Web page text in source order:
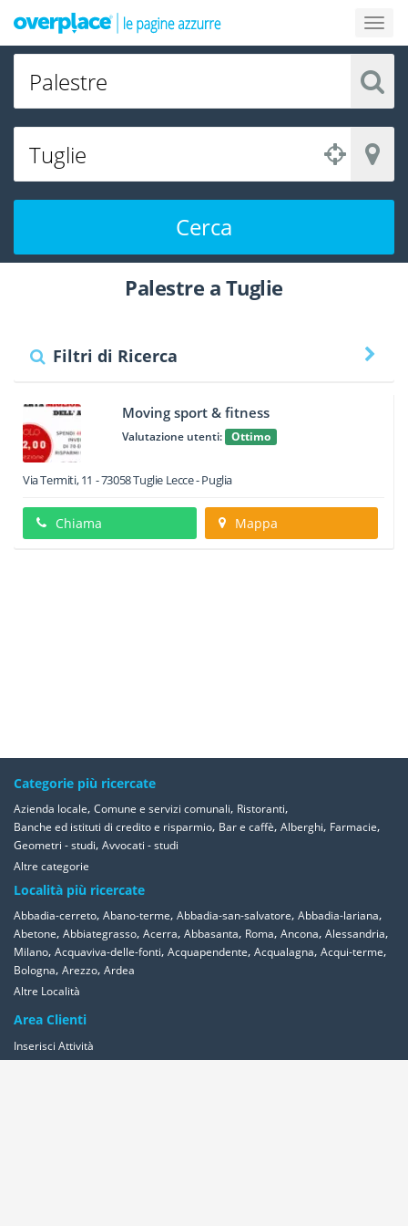
Cerca
Palestre a Tuglie
Filtri di Ricerca
Moving sport & fitness
Valutazione utenti: Ottimo
Via Termiti, 11 -73058Tuglie Lecce -Puglia
Chiama Mappa
Categorie più ricercate
Azienda locale, Comune e servizi comunali, Ristoranti,
Banche ed istituti di credito e risparmio, Bar e caffè, Alberghi, Farmacie,
Geometri - studi, Avvocati - studi
Altre categorie
Località più ricercate
Abbadia-cerreto, Abano-terme, Abbadia-san-salvatore, Abbadia-lariana,
Abetone, Abbiategrasso, Acerra, Abbasanta, Roma, Ancona, Alessandria,
Milano, Acquaviva-delle-fonti, Acquapendente, Acqualagna, Acqui-terme,
Bologna, Arezzo, Ardea
Altre Località
Area Clienti
Inserisci Attività